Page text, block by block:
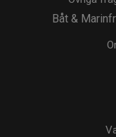
Båt &